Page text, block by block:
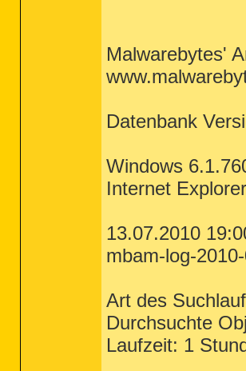
Malwarebytes'
Datenbank
Windows
Internet
13.07.2010
mbam-log-
Art des
Durchsuchte
Laufzeit: 1